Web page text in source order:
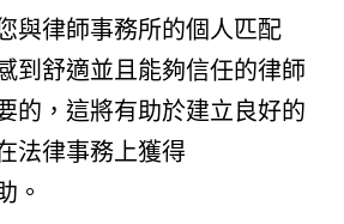
與律師事務所的個人匹配
到舒適並且能夠信任的律師
的，這將有助於建立良好的
法律事務上獲得
。